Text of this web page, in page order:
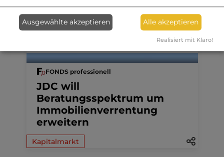
FONDS professionell
JDC will
Beratungsspektrum um
Immobilienverrentung
erweitern
Kapitalmarkt
Ausgewählte akzeptieren Alle akzeptieren
Realisiert mit Klaro!